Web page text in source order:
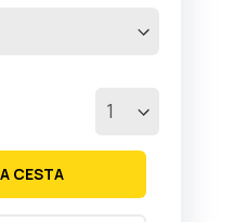
CESTA